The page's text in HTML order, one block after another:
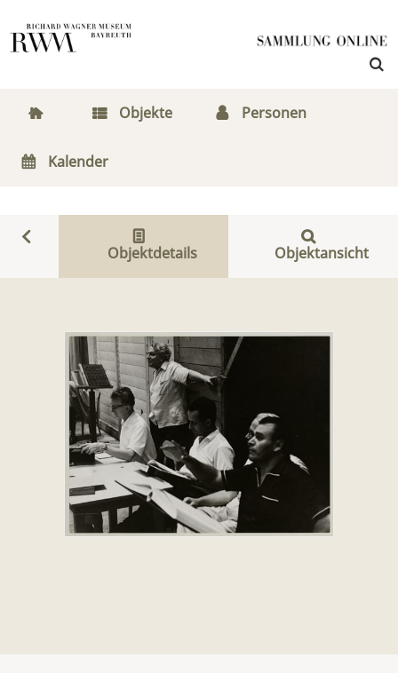
Objekte Personen
Kalender
Objektdetails Objektansicht